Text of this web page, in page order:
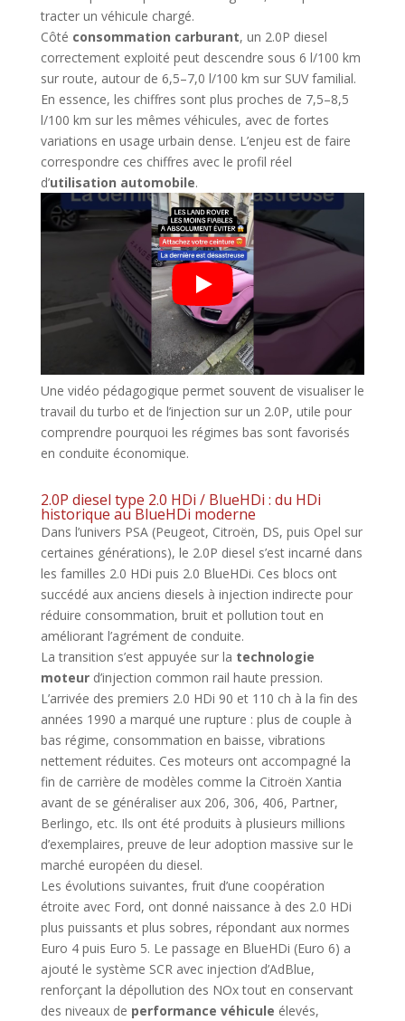
tracter un véhicule chargé.
Côté consommation carburant, un 2.0P diesel
correctement exploité peut descendre sous 6 l/100 km
sur route, autour de 6,5–7,0 l/100 km sur SUV familial.
En essence, les chiffres sont plus proches de 7,5–8,5
l/100 km sur les mêmes véhicules, avec de fortes
variations en usage urbain dense. L’enjeu est de faire
correspondre ces chiffres avec le profil réel
d’utilisation automobile.
Une vidéo pédagogique permet souvent de visualiser le
travail du turbo et de l’injection sur un 2.0P, utile pour
comprendre pourquoi les régimes bas sont favorisés
en conduite économique.
2.0P diesel type 2.0 HDi / BlueHDi : du HDi
historique au BlueHDi moderne
Dans l’univers PSA (Peugeot, Citroën, DS, puis Opel sur
certaines générations), le 2.0P diesel s’est incarné dans
les familles 2.0 HDi puis 2.0 BlueHDi. Ces blocs ont
succédé aux anciens diesels à injection indirecte pour
réduire consommation, bruit et pollution tout en
améliorant l’agrément de conduite.
La transition s’est appuyée sur la technologie
moteurd’injection common rail haute pression.
L’arrivée des premiers 2.0 HDi 90 et 110 ch à la fin des
années 1990 a marqué une rupture : plus de couple à
bas régime, consommation en baisse, vibrations
nettement réduites. Ces moteurs ont accompagné la
fin de carrière de modèles comme la Citroën Xantia
avant de se généraliser aux 206, 306, 406, Partner,
Berlingo, etc. Ils ont été produits à plusieurs millions
d’exemplaires, preuve de leur adoption massive sur le
marché européen du diesel.
Les évolutions suivantes, fruit d’une coopération
étroite avec Ford, ont donné naissance à des 2.0 HDi
plus puissants et plus sobres, répondant aux normes
Euro 4 puis Euro 5. Le passage en BlueHDi (Euro 6) a
ajouté le système SCR avec injection d’AdBlue,
renforçant la dépollution des NOx tout en conservant
des niveaux de performance véhicule élevés,